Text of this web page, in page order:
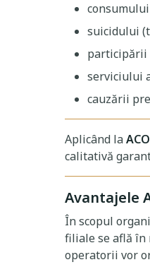
suicidului
participării
serviciului
cauzării
Aplicând la
calitativă
Avantajele
În scopul
filiale se află în
operatorii vor